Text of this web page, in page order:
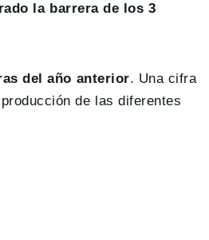
la barrera de los 3
del año anterior. Una cifra
de las diferentes